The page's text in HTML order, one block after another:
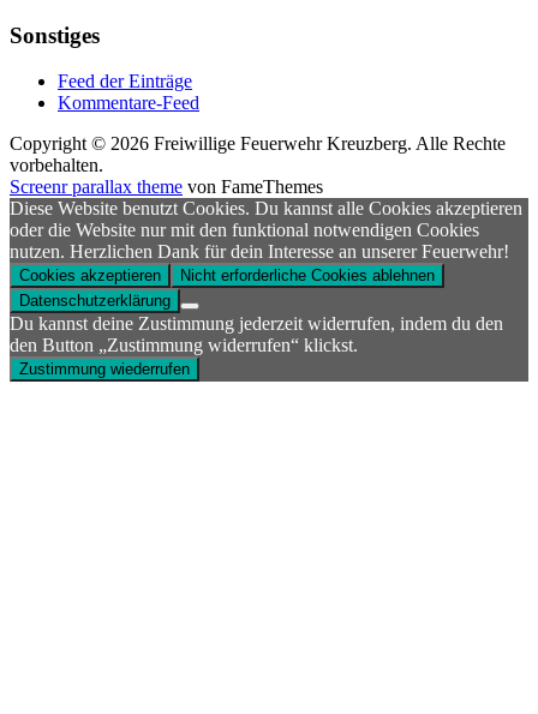
Sonstiges
Feed der Einträge
Kommentare-Feed
Copyright © 2026 Freiwillige Feuerwehr Kreuzberg. Alle Rechte
vorbehalten.
Screenr parallax theme von FameThemes
Diese Website benutzt Cookies. Du kannst alle Cookies akzeptieren
oder die Website nur mit den funktional notwendigen Cookies
nutzen. Herzlichen Dank für dein Interesse an unserer Feuerwehr!
Cookies akzeptieren
Nicht erforderliche Cookies ablehnen
Datenschutzerklärung
Du kannst deine Zustimmung jederzeit widerrufen, indem du den
den Button „Zustimmung widerrufen“ klickst.
Zustimmung wiederrufen